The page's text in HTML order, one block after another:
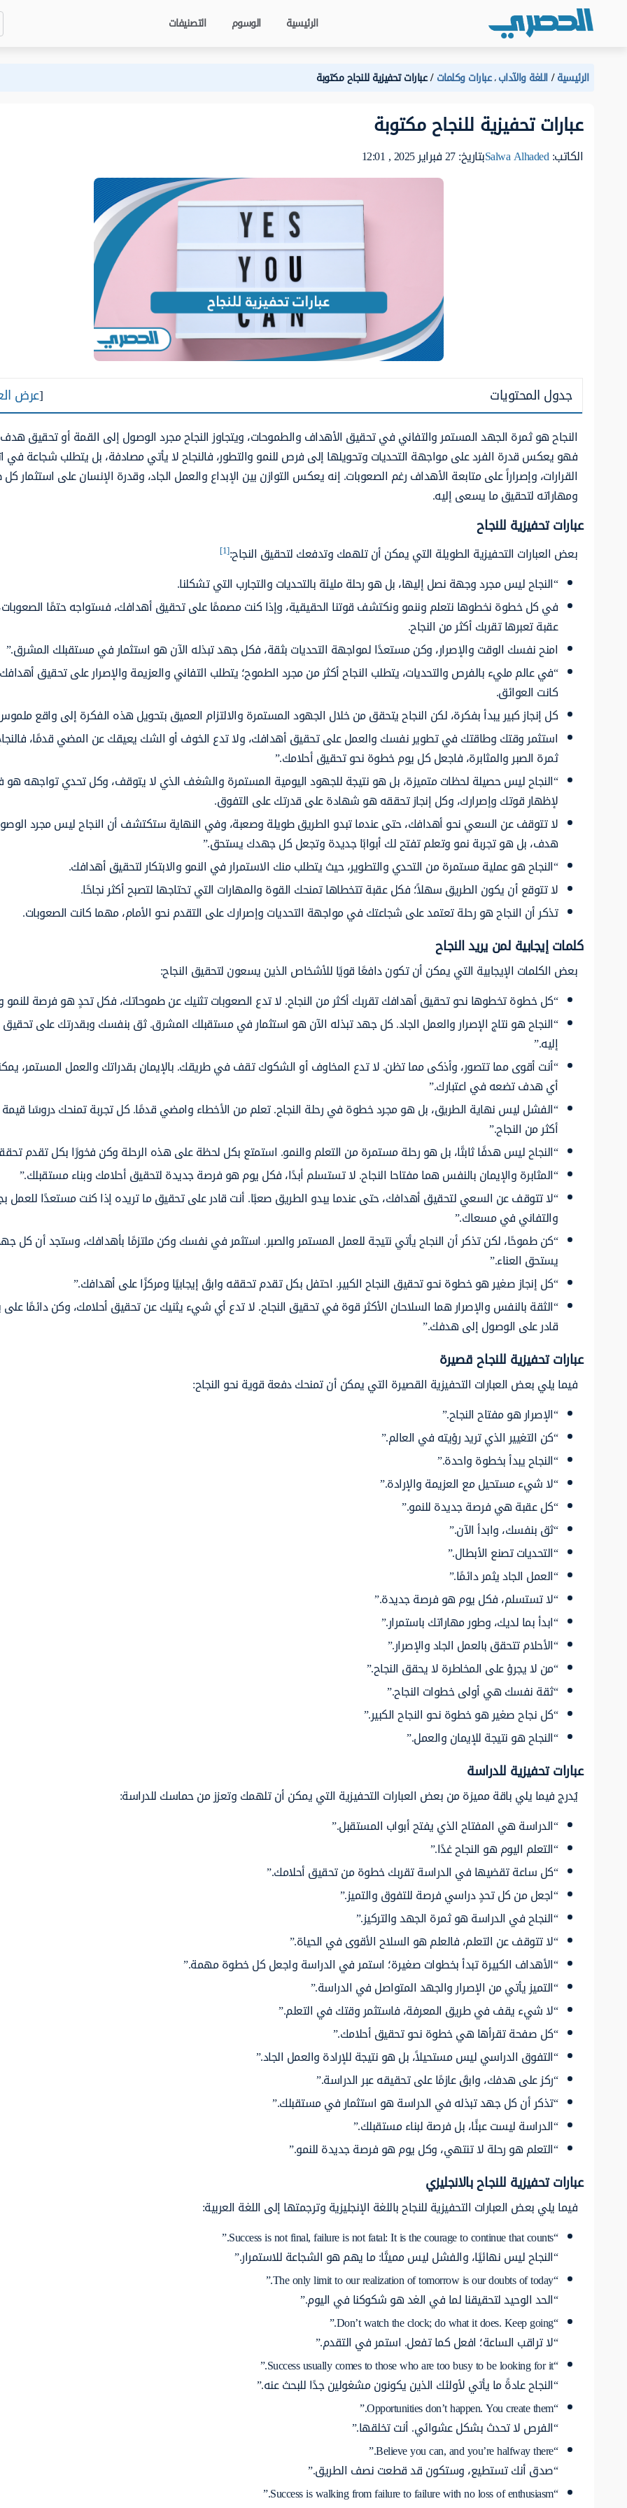
الرئيسية الوسوم التصنيفات
الرئيسية اللغة والآداب،عبارات وكلمات عبارات تحفيزية للنجاح مكتوبة
عبارات تحفيزية للنجاح مكتوبة
الكاتب:Salwa Alhadedبتاريخ: 27 فبراير 2025 , 12:01
جدول المحتويات [عرض
النجاح هو ثمرة الجهد المستمر والتفاني في تحقيق الأهداف والطموحات، ويتجاوز النجاح مجرد الوصول إلى القمة أو تحقيق
فهو يعكس قدرة الفرد على مواجهة التحديات وتحويلها إلى فرص للنمو والتطور، فالنجاح لا يأتي مصادفة، بل يتطلب شجاعة في
القرارات، وإصراراً على متابعة الأهداف رغم الصعوبات. إنه يعكس التوازن بين الإبداع والعمل الجاد، وقدرة الإنسان على استثمار
ومهاراته لتحقيق ما يسعى إليه.
عبارات تحفيزية للنجاح
بعض العبارات التحفيزية الطويلة التي يمكن أن تلهمك وتدفعك لتحقيق النجاح:[1]
“النجاح ليس مجرد وجهة نصل إليها، بل هو رحلة مليئة بالتحديات والتجارب التي تشكلنا.
في كل خطوة نخطوها نتعلم وننمو ونكتشف قوتنا الحقيقية، وإذا كنت مصممًا على تحقيق أهدافك، فستواجه حتمًا
عقبة تعبرها تقربك أكثر من النجاح.
امنح نفسك الوقت والإصرار، وكن مستعدًا لمواجهة التحديات بثقة، فكل جهد تبذله الآن هو استثمار في مستقبلك المشرق.”
“في عالم مليء بالفرص والتحديات، يتطلب النجاح أكثر من مجرد الطموح؛ يتطلب التفاني والعزيمة والإصرار على تحقيق
كانت العوائق.
كل إنجاز كبير يبدأ بفكرة، لكن النجاح يتحقق من خلال الجهود المستمرة والالتزام العميق بتحويل هذه الفكرة إلى واقع
استثمر وقتك وطاقتك في تطوير نفسك والعمل على تحقيق أهدافك، ولا تدع الخوف أو الشك يعيقك عن المضي قدمًا،
ثمرة الصبر والمثابرة، فاجعل كل يوم خطوة نحو تحقيق أحلامك.”
“النجاح ليس حصيلة لحظات متميزة، بل هو نتيجة للجهود اليومية المستمرة والشغف الذي لا يتوقف، وكل تحدي تواجهه
لإظهار قوتك وإصرارك، وكل إنجاز تحققه هو شهادة على قدرتك على التفوق.
لا تتوقف عن السعي نحو أهدافك، حتى عندما تبدو الطريق طويلة وصعبة، وفي النهاية ستكتشف أن النجاح ليس مجرد
هدف، بل هو تجربة نمو وتعلم تفتح لك أبوابًا جديدة وتجعل كل جهدك يستحق.”
“النجاح هو عملية مستمرة من التحدي والتطوير، حيث يتطلب منك الاستمرار في النمو والابتكار لتحقيق أهدافك.
لا تتوقع أن يكون الطريق سهلاً؛ فكل عقبة تتخطاها تمنحك القوة والمهارات التي تحتاجها لتصبح أكثر نجاحًا.
تذكر أن النجاح هو رحلة تعتمد على شجاعتك في مواجهة التحديات وإصرارك على التقدم نحو الأمام، مهما كانت الصعوبات.
كلمات إيجابية لمن يريد النجاح
بعض الكلمات الإيجابية التي يمكن أن تكون دافعًا قويًا للأشخاص الذين يسعون لتحقيق النجاح:
“كل خطوة تخطوها نحو تحقيق أهدافك تقربك أكثر من النجاح. لا تدع الصعوبات تثنيك عن طموحاتك، فكل تحدٍ هو فرصة للنمو
“النجاح هو نتاج الإصرار والعمل الجاد. كل جهد تبذله الآن هو استثمار في مستقبلك المشرق. ثق بنفسك وبقدرتك على
إليه.”
“أنت أقوى مما تتصور، وأذكى مما تظن. لا تدع المخاوف أو الشكوك تقف في طريقك. بالإيمان بقدراتك والعمل المستمر،
أي هدف تضعه في اعتبارك.”
“الفشل ليس نهاية الطريق، بل هو مجرد خطوة في رحلة النجاح. تعلم من الأخطاء وامضي قدمًا. كل تجربة تمنحك دروسًا
أكثر من النجاح.”
“النجاح ليس هدفًا ثابتًا، بل هو رحلة مستمرة من التعلم والنمو. استمتع بكل لحظة على هذه الرحلة وكن فخورًا بكل تقدم
“المثابرة والإيمان بالنفس هما مفتاحا النجاح. لا تستسلم أبدًا، فكل يوم هو فرصة جديدة لتحقيق أحلامك وبناء مستقبلك.”
“لا تتوقف عن السعي لتحقيق أهدافك، حتى عندما يبدو الطريق صعبًا. أنت قادر على تحقيق ما تريده إذا كنت مستعدًا للعمل
والتفاني في مسعاك.”
“كن طموحًا، لكن تذكر أن النجاح يأتي نتيجة للعمل المستمر والصبر. استثمر في نفسك وكن ملتزمًا بأهدافك، وستجد أن كل
يستحق العناء.”
“كل إنجاز صغير هو خطوة نحو تحقيق النجاح الكبير. احتفل بكل تقدم تحققه وابقَ إيجابيًا ومركزًا على أهدافك.”
“الثقة بالنفس والإصرار هما السلاحان الأكثر قوة في تحقيق النجاح. لا تدع أي شيء يثنيك عن تحقيق أحلامك، وكن دائمًا على
قادر على الوصول إلى هدفك.”
عبارات تحفيزية للنجاح قصيرة
فيما يلي بعض العبارات التحفيزية القصيرة التي يمكن أن تمنحك دفعة قوية نحو النجاح:
“الإصرار هو مفتاح النجاح.”
“كن التغيير الذي تريد رؤيته في العالم.”
“النجاح يبدأ بخطوة واحدة.”
“لا شيء مستحيل مع العزيمة والإرادة.”
“كل عقبة هي فرصة جديدة للنمو.”
“ثق بنفسك، وابدأ الآن.”
“التحديات تصنع الأبطال.”
“العمل الجاد يثمر دائمًا.”
“لا تستسلم، فكل يوم هو فرصة جديدة.”
“ابدأ بما لديك، وطور مهاراتك باستمرار.”
“الأحلام تتحقق بالعمل الجاد والإصرار.”
“من لا يجرؤ على المخاطرة لا يحقق النجاح.”
“ثقة نفسك هي أولى خطوات النجاح.”
“كل نجاح صغير هو خطوة نحو النجاح الكبير.”
“النجاح هو نتيجة للإيمان والعمل.”
عبارات تحفيزية للدراسة
يُدرج فيما يلي باقة مميزة من بعض العبارات التحفيزية التي يمكن أن تلهمك وتعزز من حماسك للدراسة:
“الدراسة هي المفتاح الذي يفتح أبواب المستقبل.”
“التعلم اليوم هو النجاح غدًا.”
“كل ساعة تقضيها في الدراسة تقربك خطوة من تحقيق أحلامك.”
“اجعل من كل تحدٍ دراسي فرصة للتفوق والتميز.”
“النجاح في الدراسة هو ثمرة الجهد والتركيز.”
“لا تتوقف عن التعلم، فالعلم هو السلاح الأقوى في الحياة.”
“الأهداف الكبيرة تبدأ بخطوات صغيرة؛ استمر في الدراسة واجعل كل خطوة مهمة.”
“التميز يأتي من الإصرار والجهد المتواصل في الدراسة.”
“لا شيء يقف في طريق المعرفة، فاستثمر وقتك في التعلم.”
“كل صفحة تقرأها هي خطوة نحو تحقيق أحلامك.”
“التفوق الدراسي ليس مستحيلاً، بل هو نتيجة للإرادة والعمل الجاد.”
“ركز على هدفك، وابقَ عازمًا على تحقيقه عبر الدراسة.”
“تذكر أن كل جهد تبذله في الدراسة هو استثمار في مستقبلك.”
“الدراسة ليست عبئًا، بل فرصة لبناء مستقبلك.”
“التعلم هو رحلة لا تنتهي، وكل يوم هو فرصة جديدة للنمو.”
عبارات تحفيزية للنجاح بالانجليزي
فيما يلي بعض العبارات التحفيزية للنجاح باللغة الإنجليزية وترجمتها إلى اللغة العربية:
“Success is not final, failure is not fatal: It is the courage to continue that counts.”
“النجاح ليس نهائيًا، والفشل ليس مميتًا: ما يهم هو الشجاعة للاستمرار.”
“The only limit to our realization of tomorrow is our doubts of today.”
“الحد الوحيد لتحقيقنا لما في الغد هو شكوكنا في اليوم.”
“Don’t watch the clock; do what it does. Keep going.”
“لا تراقب الساعة؛ افعل كما تفعل. استمر في التقدم.”
“Success usually comes to those who are too busy to be looking for it.”
“النجاح عادةً ما يأتي لأولئك الذين يكونون مشغولين جدًا للبحث عنه.”
“Opportunities don’t happen. You create them.”
“الفرص لا تحدث بشكل عشوائي. أنت تخلقها.”
“Believe you can, and you’re halfway there.”
“صدق أنك تستطيع، وستكون قد قطعت نصف الطريق.”
“Success is walking from failure to failure with no loss of enthusiasm.”